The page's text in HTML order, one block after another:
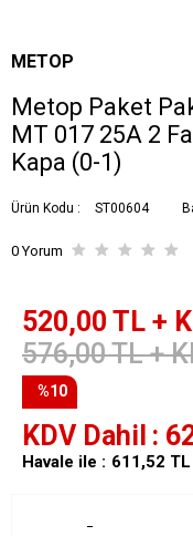
METOP
Metop Paket
MT 017 25A 2
Kapa (0-1)
Ürün Kodu : ST00604
0 Yorum
520,00 TL +
576,00TL +
%10
KDV Dahil
Havale ile : TL
611,52